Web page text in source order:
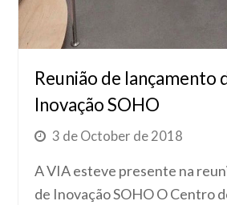
Reunião de lançamento
Inovação SOHO
3 de October de 2018
A VIA esteve presente na
de Inovação SOHO O Centro